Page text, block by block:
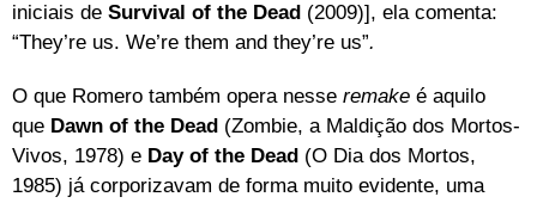
iniciais de Survival of the Dead (2009)], ela comenta:
“They’re us. We’re them and they’re us”.
O que Romero também opera nesse remake é aquilo
que Dawn of the Dead (Zombie, a Maldição dos Mortos-
Vivos, 1978) e Day of the Dead (O Dia dos Mortos,
1985) já corporizavam de forma muito evidente, uma